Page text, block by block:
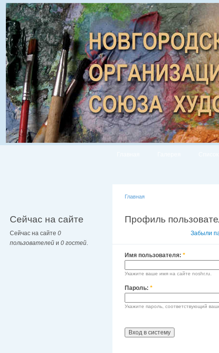
Сейчас на сайте
Сейчас на сайте 0
пользователей и 0 гостей.
Главная
Профиль
Забыли
Имя пользователя: *
Укажите ваше имя на сайте noshr.ru.
Пароль: *
Укажите пароль, соответствующий